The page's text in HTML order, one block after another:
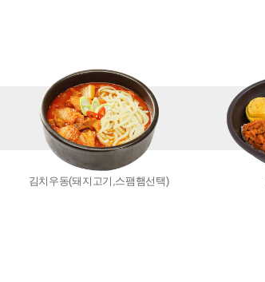
김치우동(돼지고기,스팸햄선택)